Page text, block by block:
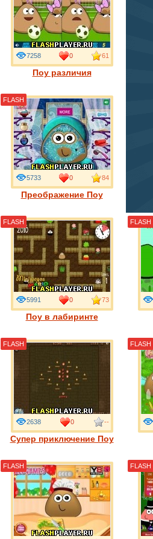
Поу различия
7258 0 61
Преображение Поу
5733 0 84
FLASH
Поу в лабиринте
5991 0 73
FLASH FLASH
Супер приключение Поу
2638 0 --
FLASH FLASH
FLASH FLASH